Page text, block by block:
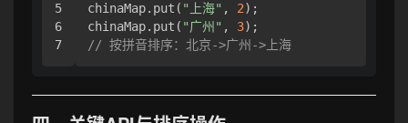
5
6
chinaMap.put( "上海" , 2);
chinaMap.put( "广州" , 3
// 按拼音排序：北京->广州->上海